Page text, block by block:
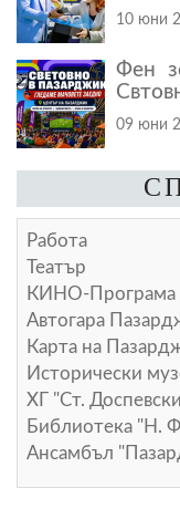
10 юни
Фен
09 юни
Работа
Театър
КИНО-Програма
Автогара
Карта на
Исторически
ХГ "Ст.
Библиотека "Н.
Ансамбъл